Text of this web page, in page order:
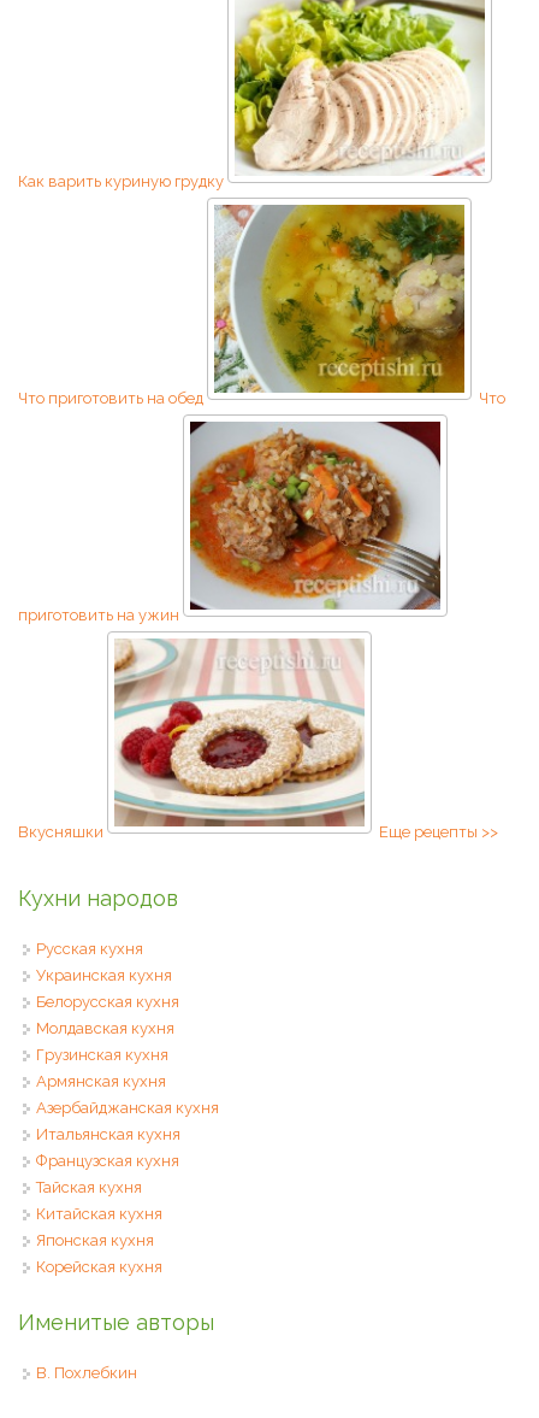
Как варить куриную грудку
Что приготовить на обед Что
приготовить на ужин
Вкусняшки Еще рецепты >>
Кухни народов
Русская кухня
Украинская кухня
Белорусская кухня
Молдавская кухня
Грузинская кухня
Армянская кухня
Азербайджанская кухня
Итальянская кухня
Французская кухня
Тайская кухня
Китайская кухня
Японская кухня
Корейская кухня
Именитые авторы
В. Похлебкин